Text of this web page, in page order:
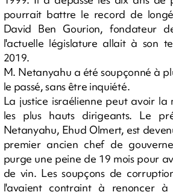
pourrait battre le record de
David Ben Gourion, fondateur
l'actuelle législature allait à son
2019.
M. Netanyahu a été soupçonné à
le passé, sans être inquiété.
La justice israélienne peut avoir la
les plus hauts dirigeants. Le
Netanyahu, Ehud Olmert, est
premier ancien chef de
purge une peine de 19 mois pour
de vin. Les soupçons de
l'avaient contraint à renoncer